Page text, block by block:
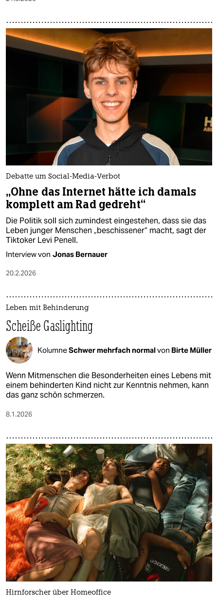
Debatte um Social-Media-Verbot
„Ohne das Internet hätte ich damals
komplett am Rad gedreht“
Die Politik soll sich zumindest eingestehen, dass sie das
Leben junger Menschen „beschissener“ macht, sagt der
Tiktoker Levi Penell.
Interview von Jonas Bernauer
20.2.2026
Leben mit Behinderung
Scheiße Gaslighting
KolumneSchwer mehrfach normalvon Birte Müller
Wenn Mitmenschen die Besonderheiten eines Lebens mit
einem behinderten Kind nicht zur Kenntnis nehmen, kann
das ganz schön schmerzen.
8.1.2026
Hirnforscher über Homeoffice